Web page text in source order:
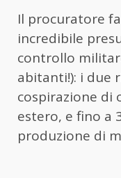
Il procuratore
incredibile
controllo
abitanti!): i due
cospirazione di
estero, e fino a
produzione di